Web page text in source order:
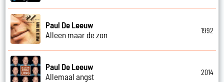
Paul De Leeuw
Alleen maar de zon
1992
Paul De Leeuw
Allemaal angst
2014